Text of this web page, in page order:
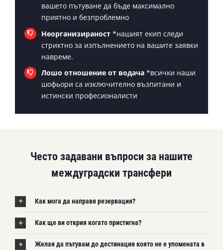
вашето пътуване да бъде максимално
приятно и безпроблемно
Неорганизираност *нашият екип следи
стриктно за изпълнението на вашите заявки
навреме.
Лошо отношение от водача *всички наши
шофьори са изключително възпитани и
истински професионалисти
Често задавани въпроси за нашите
междуградски трансфери
Как мога да направя резервация?
Как ще ви открия когато пристигна?
Желая да пътувам до дестинация която не е упомената в